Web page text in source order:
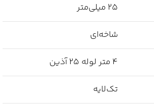
25 میلی‌متر
شاخه‌ای
4 متر لوله 25 آذین
تک‌لایه